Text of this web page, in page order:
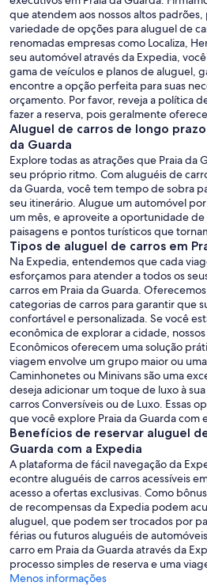
que atendem aos nossos altos
variedade de opções para aluguel de
renomadas empresas como Localiza,
seu automóvel através da Expedia,
gama de veículos e planos de aluguel,
encontre a opção perfeita para suas
orçamento. Por favor, reveja a política
fazer a reserva, pois geralmente
Aluguel de carros de longo
da Guarda
Explore todas as atrações que Praia da
seu próprio ritmo. Com aluguéis de
da Guarda, você tem tempo de sobra
seu itinerário. Alugue um automóvel
um mês, e aproveite a oportunidade
paisagens e pontos turísticos que
Tipos de aluguel de carros em
Na Expedia, entendemos que cada
esforçamos para atender a todos os
carros em Praia da Guarda.
categorias de carros para garantir que
confortável e personalizada. Se você
econômica de explorar a cidade,
Econômicos oferecem uma solução
viagem envolve um grupo maior ou
Caminhonetes ou Minivans são uma
deseja adicionar um toque de luxo à
carros Conversíveis ou de Luxo. Essas
que você explore Praia da Guarda com
Benefícios de reservar aluguel
Guarda com a Expedia
A plataforma de fácil navegação da
econtre aluguéis de carros acessíveis
acesso a ofertas exclusivas. Como
de recompensas da Expedia podem
aluguel, que podem ser trocados por
férias ou futuros aluguéis de
carro em Praia da Guarda através da
processo simples de reserva e uma
Menos informações